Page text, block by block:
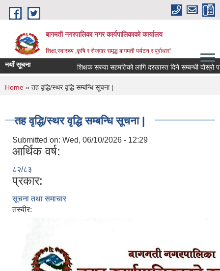
Skip to main content
बागमती नगरपालिका नगर कार्यपालिकाको कार्यालय
शिक्षा,स्वास्थ्य ,कृषि र रोजगार समृद्ध बागमती पर्यटन र पूर्वाधार”
नयाँ सूचना शिक्षक सरुवा सहमतिको लागि दरखास्त दिने सम्बन्धी
You are here
Home » तह वृद्धि/स्थर वृद्धि सम्बन्धि सूचना |
तह वृद्धि/स्थर वृद्धि सम्बन्धि सूचना |
Submitted on: Wed, 06/10/2026 - 12:29
आर्थिक वर्ष:
८२/८३
प्रकार:
सूचना तथा समाचार
तस्बीर: